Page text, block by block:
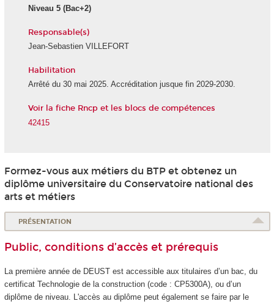
Niveau 5(Bac+2)
Responsable(s)
Jean-Sebastien VILLEFORT
Habilitation
Arrêté du 30 mai 2025. Accréditation jusque fin 2029-2030.
Voir la fiche Rncp et les blocs de compétences
42415
Formez-vous aux métiers du BTP et obtenez un
diplôme universitaire du Conservatoire national des
arts et métiers
PRÉSENTATION
Public, conditions d’accès et prérequis
La première année de DEUST est accessible aux titulaires d’un bac, du
certificat Technologie de la construction (code : CP5300A), ou d’un
diplôme de niveau. L'accès au diplôme peut également se faire par le